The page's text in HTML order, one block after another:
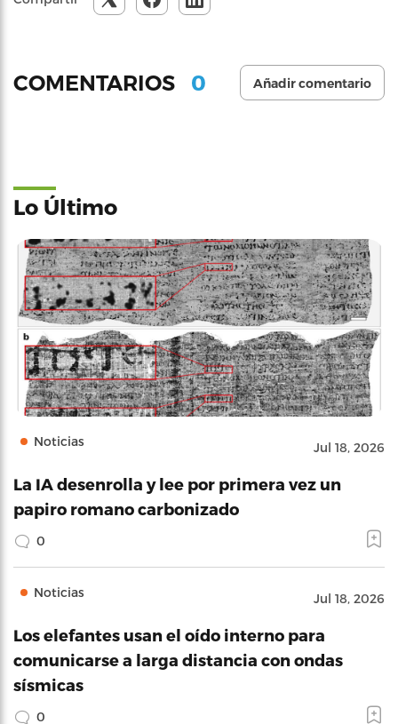
COMENTARIOS 0 Añadir comentario
Lo Último
Noticias Jul 18, 2026
La IA desenrolla y lee por primera vez un
papiro romano carbonizado
0
Noticias Jul 18, 2026
Los elefantes usan el oído interno para
comunicarse a larga distancia con ondas
sísmicas
0